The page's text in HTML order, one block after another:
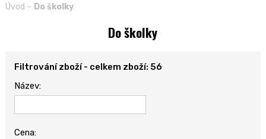
Úvod - Do školky
Do školky
Filtrování zboží - celkem zboží: 56
Název:
Cena: